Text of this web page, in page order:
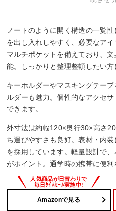
ノートのように開く構造の一覧
を出し入れしやすく、必要なアイ
マルチポケットを備えており、
能。しっかりと整理整頓したい方
キーホルダーやマスキングテー
ルダーも魅力。個性的なアクセ
できます。
外寸法は約幅120×奥行30×高さ
ち運びやすさも良好。表材・内
を採用しています。軽量設計で
がポイント。通学時の携帯に便利
Amazonで見る